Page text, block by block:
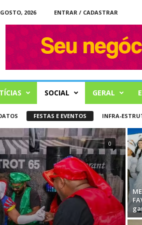
2026
ENTRAR / CADASTRAR
SOCIAL GERAL
FESTAS E EVENTOS INFRA-
0